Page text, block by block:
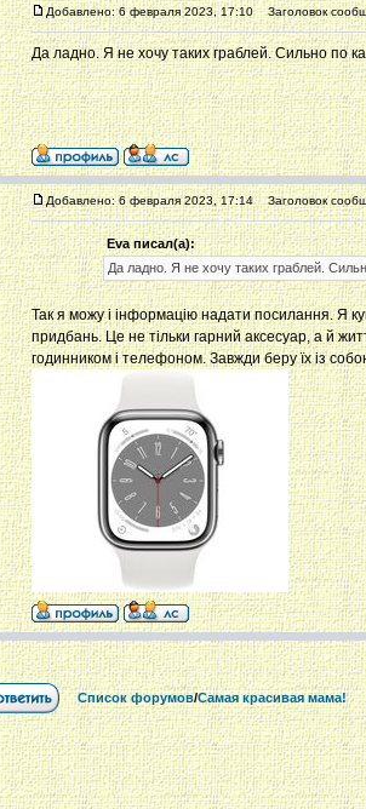
Добавлено: 6 февраля 2023, 17:10 Заголовок
Да ладно. Я не хочу таких граблей. Сильно по
Добавлено: 6 февраля 2023, 17:14 Заголовок
Eva писал(а):
Да ладно. Я не хочу таких граблей.
Так я можу і інформацію надати посилання. Я
придбань. Це не тільки гарний аксесуар, а й
годинником і телефоном. Завжди беру їх із
Список форумов/Самая красивая мама!